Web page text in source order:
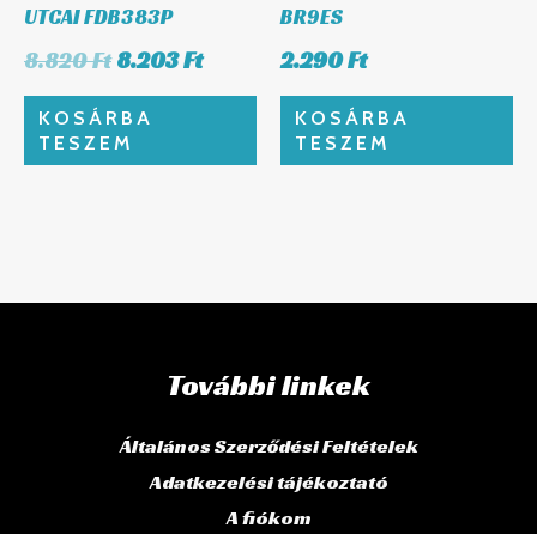
UTCAI FDB383P
8.820Ft 8.203Ft
KOSÁRBA
TESZEM
BR9ES
2.290Ft
KOSÁRBA
TESZEM
További linkek
Általános Szerződési Feltételek
Adatkezelési tájékoztató
A fiókom